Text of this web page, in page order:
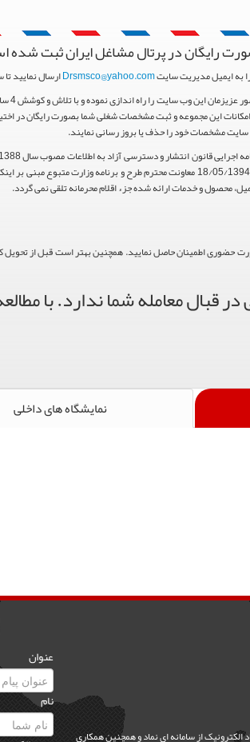
رایگان در پرتال مشاغل ایران ثبت
به ایمیل مدیریت سایتDrsmsco@yahoo.comارسال نمایید
پرتال
این مجموعه و ثبت مشخصات شغلی شما بصورت رایگان در
سایت مشخصات خود را حذف یا بروز رسانی نمایند.
استناد مواد 5 و 9 آیین نامه اجرایی و همچنین با تکیه بر نامه شماره 111321/60 مورخ 18/05/1394
محصول و خدمات ارائه شده جزء اقلام محرمانه تلقی نمی گردد.
حضوری اطمینان حاصل نمایید. همچنین بهتر است قبل از تحویل
معامله شما ندارد. با
نمایشگاه های داخلی
الکترونيک از سامانه اي نماد و همچنين همکاري
عنوان
نام